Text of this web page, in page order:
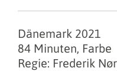
Dänemark 2021
84 Minuten, Farbe
Regie: Frederik